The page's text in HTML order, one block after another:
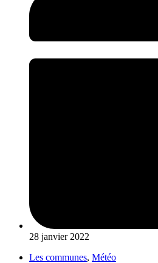
28 janvier 2022
Les communes, Météo